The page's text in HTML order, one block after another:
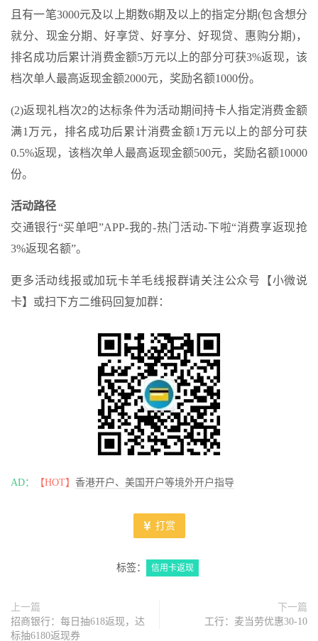
且有一笔3000元及以上期数6期及以上的指定分期(包含想分
就分、现金分期、好享贷、好享分、好现贷、惠购分期)，
排名成功后累计消费金额5万元以上的部分可获3%返现，该
档次单人最高返现金额2000元，奖励名额1000份。
(2)返现礼档次2的达标条件为活动期间持卡人指定消费金额
满1万元，排名成功后累计消费金额1万元以上的部分可获
0.5%返现，该档次单人最高返现金额500元，奖励名额10000
份。
活动路径
交通银行“买单吧”APP-我的-热门活动-下啦“消费享返现抢
3%返现名额”。
更多活动线报或加玩卡羊毛线报群请关注公众号【小微说
卡】或扫下方二维码回复加群：
AD： 【HOT】 香港开户、美国开户等境外开户指导
打赏
标签： 信用卡返现
上一篇
招商银行：每日抽618返现，达
标抽6180返现券
下一篇
工行：麦当劳优惠30-10